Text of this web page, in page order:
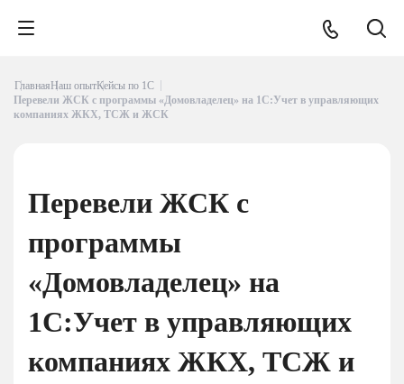
ГлавнаяНаш опытКейсы по 1С
Перевели ЖСК с программы «Домовладелец» на 1С:Учет в управляющих
компаниях ЖКХ, ТСЖ и ЖСК
Перевели ЖСК с
программы
«Домовладелец» на
1С:Учет в управляющих
компаниях ЖКХ, ТСЖ и